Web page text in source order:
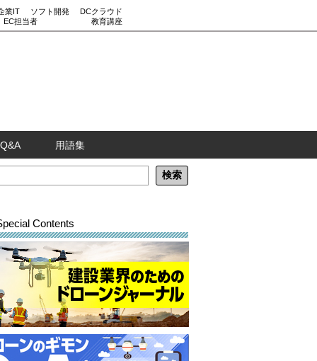
業IT ソフト開発
DCクラウド
EC担当者 教育講座
用語集
Contents